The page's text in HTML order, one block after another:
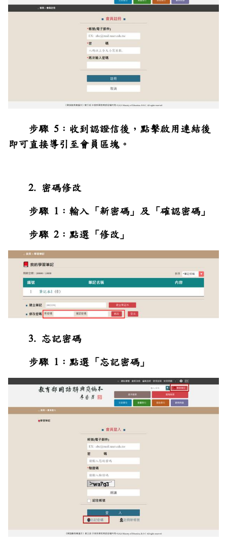
步驟 5：收到認證信後，點擊啟用連結後
即可直接導引至會員區塊。
2. 密碼修改
步驟 1：輸入「新密碼」及「確認密碼」
步驟 2：點選「修改」
3. 忘記密碼
步驟 1：點選「忘記密碼」